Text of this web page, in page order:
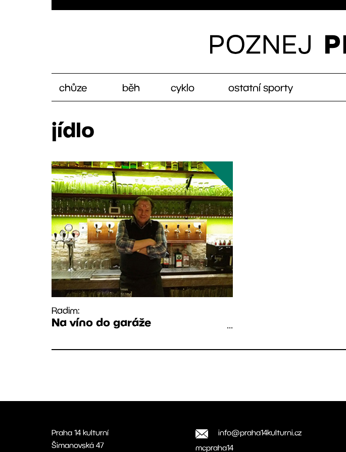
chůze běh cyklo ostatní sporty
jídlo
Radim:
Na víno do garáže ...
Praha 14 kulturní
Šimanovská 47
info@praha14kulturni.cz
mcpraha14